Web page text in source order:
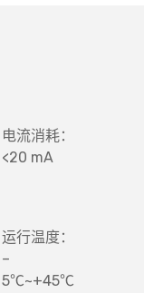
电流消耗：
<20 mA
运行温度：
–
5℃~+45℃